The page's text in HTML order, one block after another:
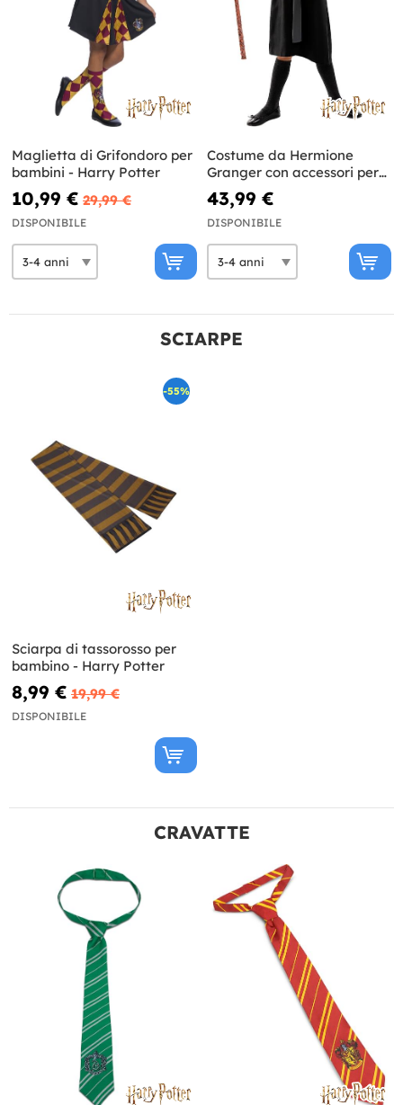
Maglietta di Grifondoro per
bambini - Harry Potter
10,99 € 29,99 €
DISPONIBILE
Costume da Hermione
Granger con accessori per
bambina
43,99 €
DISPONIBILE
SCIARPE
-55%
Sciarpa di tassorosso per
bambino - Harry Potter
8,99 € 19,99 €
DISPONIBILE
CRAVATTE